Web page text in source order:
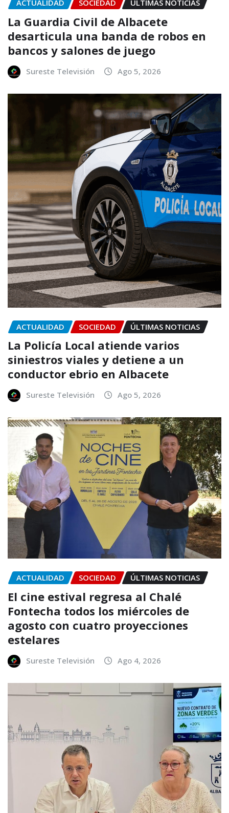
ACTUALIDAD SOCIEDAD ÚLTIMAS NOTICIAS
La Guardia Civil de Albacete
desarticula una banda de robos en
bancos y salones de juego
Sureste Televisión Ago 5, 2026
ACTUALIDAD SOCIEDAD ÚLTIMAS NOTICIAS
La Policía Local atiende varios
siniestros viales y detiene a un
conductor ebrio en Albacete
Sureste Televisión Ago 5, 2026
ACTUALIDAD SOCIEDAD ÚLTIMAS NOTICIAS
El cine estival regresa al Chalé
Fontecha todos los miércoles de
agosto con cuatro proyecciones
estelares
Sureste Televisión Ago 4, 2026